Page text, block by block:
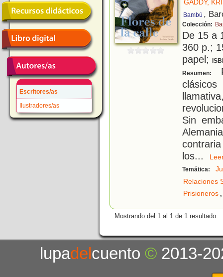
Escritores/as
Ilustradores/as
GADDY,
Bambú ,
Colección:
De 15 a
360 p.;
papel;
Resumen:
Sin
los...
Temática:
Relaciones
Prisioneros,
Mostrando del 1 al 1 de 1 resultado.
lupadelcuento© 2013-